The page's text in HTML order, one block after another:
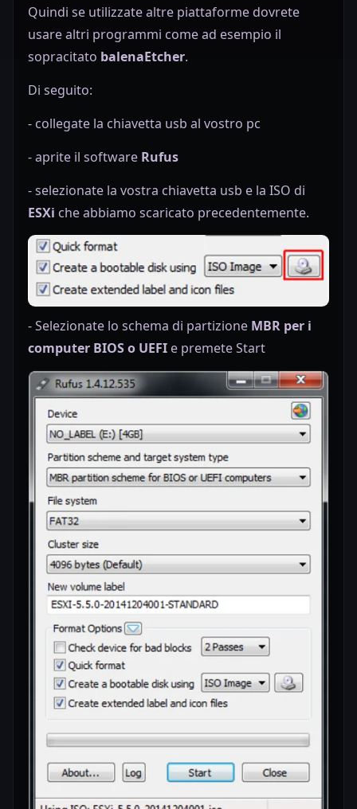
Quindi se utilizzate altre piattaforme dovrete
usare altri programmi come ad esempio il
sopracitato balenaEtcher.
Di seguito:
- collegate la chiavetta usb al vostro pc
- aprite il software Rufus
- selezionate la vostra chiavetta usb e la ISO di
ESXi che abbiamo scaricato precedentemente.
- Selezionate lo schema di partizione MBR per i
computer BIOS o UEFI e premete Start